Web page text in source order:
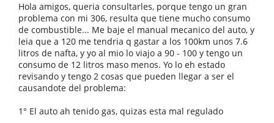
Hola amigos, queria consultarles, porque tengo un gran
problema con mi 306, resulta que tiene mucho consumo
de combustible... Me baje el manual mecanico del auto, y
leia que a 120 me tendria q gastar a los 100km unos 7.6
litros de nafta, y yo al mio lo viajo a 90 - 100 y tengo un
consumo de 12 litros maso menos. Yo lo eh estado
revisando y tengo 2 cosas que pueden llegar a ser el
causandote del problema:
1° El auto ah tenido gas, quizas esta mal regulado